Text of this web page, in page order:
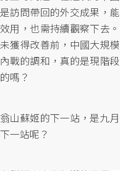
是訪問帶回的外交成果，
效用，也需持續觀察下去
未獲得改善前，中國大規
內戰的調和，真的是現階
的嗎？
翁山蘇姬的下一站，是九
下一站呢？